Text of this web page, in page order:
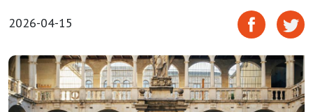
2026-04-15